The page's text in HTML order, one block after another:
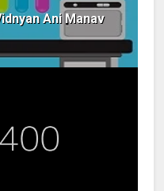
Vidnyan Ani Manav